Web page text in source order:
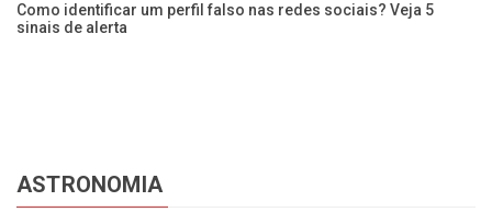
Como identificar um perfil falso nas redes sociais? Veja 5
sinais de alerta
ASTRONOMIA